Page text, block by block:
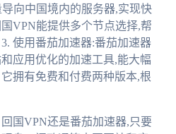
向中国境内的服务器,实现快
VPN能提供多个节点选择,帮
使用番茄加速器:番茄加速器
应用优化的加速工具,能大幅
拥有免费和付费两种版本,根
国VPN还是番茄加速器,只要